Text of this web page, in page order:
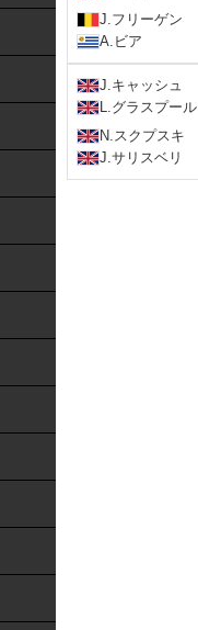
J.フリーゲン
A.ビア
J.キャッシュ
L.グラスプール
N.スクプスキ
J.サリスベリ